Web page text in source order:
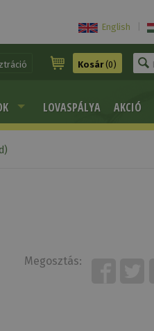
English
Kosár(0)
LOVASPÁLYA AKCIÓ
Megosztás: